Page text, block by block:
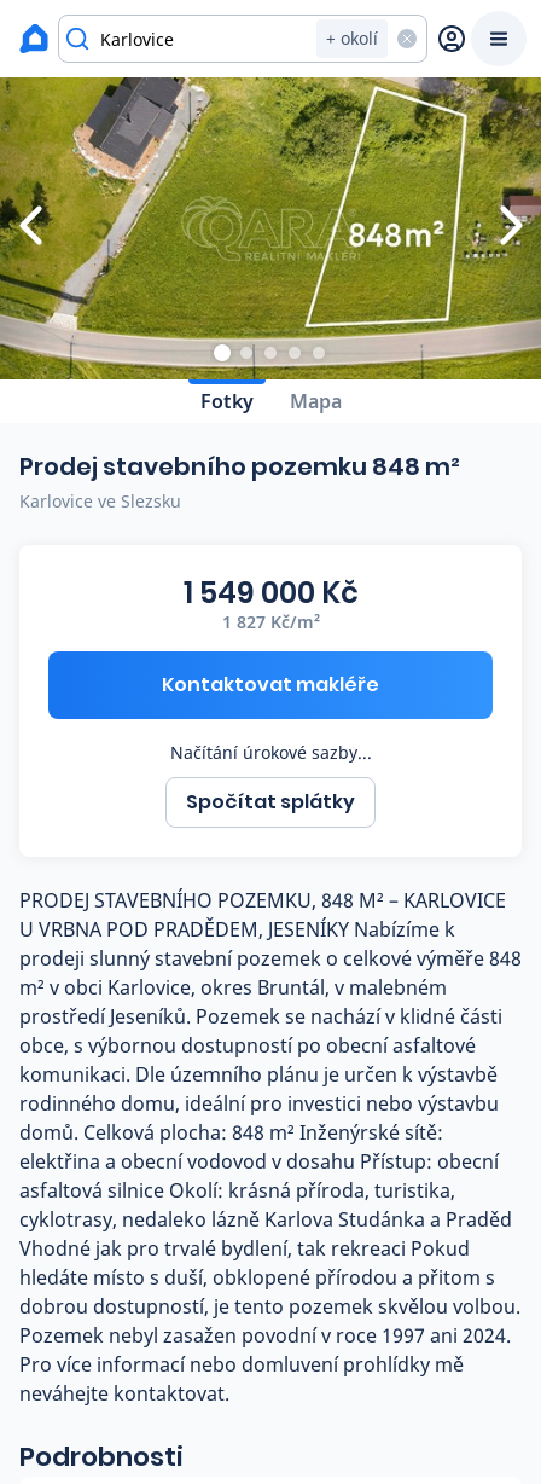
+ okolí
Prodat Koupit Ceny
Prodej s Reas.cz
Chytrý odhad ceny
Ceny prodaných nemovitostí
Přehled realitních makléřů
Blog
Kontakt
Výpis nemovitostí Zavřít
Fotky Mapa
Prodej stavebního pozemku 848 m²
Karlovice ve Slezsku
1 549 000 Kč
1 827 Kč/m²
Kontaktovat makléře
Načítání úrokové sazby...
Spočítat splátky
PRODEJ STAVEBNÍHO POZEMKU, 848 M² – KARLOVICE
U VRBNA POD PRADĚDEM, JESENÍKY Nabízíme k
prodeji slunný stavební pozemek o celkové výměře 848
m² v obci Karlovice, okres Bruntál, v malebném
prostředí Jeseníků. Pozemek se nachází v klidné části
obce, s výbornou dostupností po obecní asfaltové
komunikaci. Dle územního plánu je určen k výstavbě
rodinného domu, ideální pro investici nebo výstavbu
domů. Celková plocha: 848 m² Inženýrské sítě:
elektřina a obecní vodovod v dosahu Přístup: obecní
asfaltová silnice Okolí: krásná příroda, turistika,
cyklotrasy, nedaleko lázně Karlova Studánka a Praděd
Vhodné jak pro trvalé bydlení, tak rekreaci Pokud
hledáte místo s duší, obklopené přírodou a přitom s
dobrou dostupností, je tento pozemek skvělou volbou.
Pozemek nebyl zasažen povodní v roce 1997 ani 2024.
Pro více informací nebo domluvení prohlídky mě
neváhejte kontaktovat.
Podrobnosti